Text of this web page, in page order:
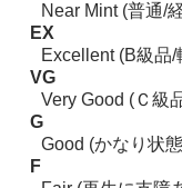
Near Mint (普通/
EX
Excellent (B級品/
VG
Very Good (Ｃ級
G
Good (かなり状
F